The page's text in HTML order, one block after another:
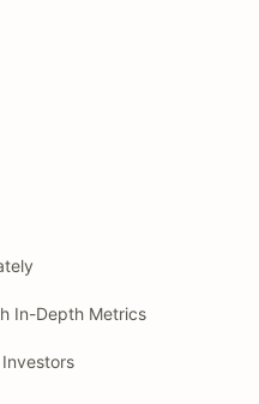
In-Depth Metrics